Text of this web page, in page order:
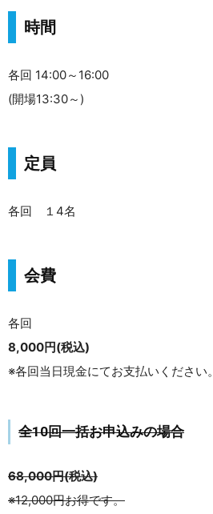
時間
各回 14:00～16:00
(開場13:30～)
定員
各回 １4名
会費
各回
8,000円(税込)
※各回当日現金にてお支払いください。
全10回一括お申込みの場合
68,000円(税込)
※12,000円お得です。